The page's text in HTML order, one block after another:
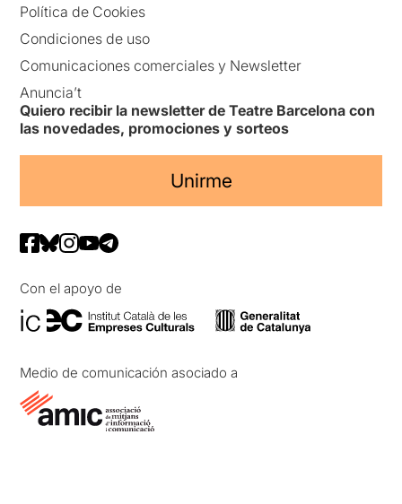
Política de Cookies
Condiciones de uso
Comunicaciones comerciales y Newsletter
Anuncia’t
Quiero recibir la newsletter de Teatre Barcelona con
las novedades, promociones y sorteos
Unirme
Con el apoyo de
Medio de comunicación asociado a